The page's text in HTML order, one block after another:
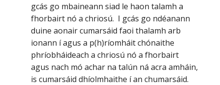
gcás go mbaineann siad le haon talamh a
fhorbairt nó a chriosú. I gcás go ndéanann
duine aonair cumarsáid faoi thalamh arb
ionann í agus a p(h)ríomháit chónaithe
phríobháideach a chriosú nó a fhorbairt
agus nach mó achar na talún ná acra amháin,
is cumarsáid dhíolmhaithe í an chumarsáid.